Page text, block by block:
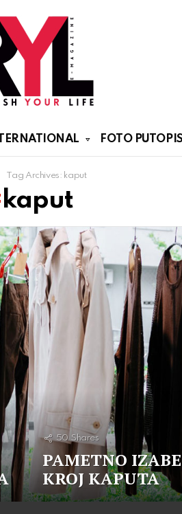
FOTO
Tag Archives: kaput
kaput
50 Shares
PAMETNO
KROJ KAPUTA